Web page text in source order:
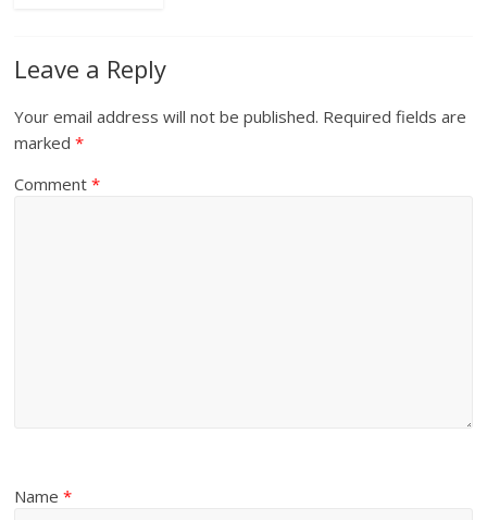
Leave a Reply
Your email address will not be published. Required fields are
marked*
Comment*
Name*